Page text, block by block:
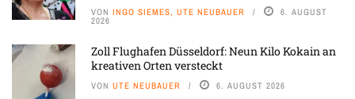
VON INGO SIEMES, UTE NEUBAUER 6. AUGUST
2026
Zoll Flughafen Düsseldorf: Neun Kilo Kokain an
kreativen Orten versteckt
VON UTE NEUBAUER 6. AUGUST 2026